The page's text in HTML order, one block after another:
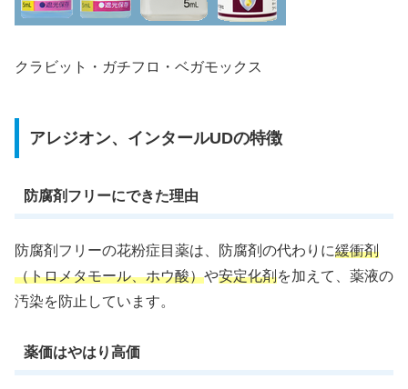
クラビット・ガチフロ・ベガモックス
アレジオン、インタールUDの特徴
防腐剤フリーにできた理由
防腐剤フリーの花粉症目薬は、防腐剤の代わりに緩衝剤
（トロメタモール、ホウ酸）や安定化剤を加えて、薬液の
汚染を防止しています。
薬価はやはり高価